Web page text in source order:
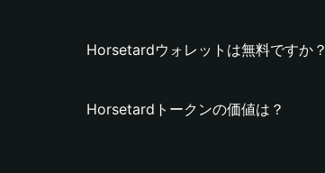
Horsetardウォレットは無料ですか？
Horsetardトークンの価値は？